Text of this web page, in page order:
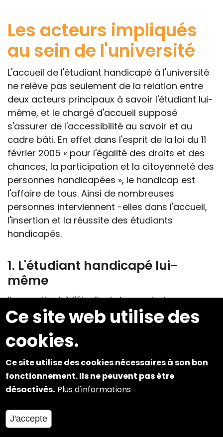
Ce site web utilise des
cookies.
Ce site utilise des cookies nécessaires à son bon
fonctionnement. Ils ne peuvent pas être
désactivés. Plus d'informations
J'accepte
Les acteurs impliqués
au sein de l'université
L'accueil de l'étudiant handicapé à l'université
ne relève pas seulement de la relation entre
deux acteurs principaux à savoir l'étudiant lui-
même, et le chargé d'accueil supposé
s'assurer de l'accessibilité au savoir et au
cadre bâti. En effet dans l'esprit de la loi du 11
février 2005 « pour l'égalité des droits et des
chances, la participation et la citoyenneté des
personnes handicapées », le handicap est
l'affaire de tous. Ainsi de nombreuses
personnes interviennent -elles dans l'accueil,
l'insertion et la réussite des étudiants
handicapés.
1. L'étudiant handicapé lui-
même
Il appartient à l'étudiant de construire son
projet personnel et professionnel ; il peut
s'entourer des personnes qu'il estime les
mieux à même de favoriser son projet,
ceux de la structure d'accueil des étudiants
handicapés. Ce projet de formation constitue,
comme pour tout étudiant, un engagement. A
la différence des autres étudiants, le projet
peut donner lieu par la Maison